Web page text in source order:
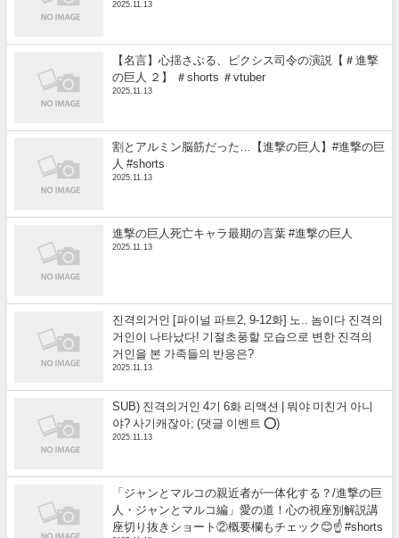
2025.11.13
【名言】心揺さぶる、ピクシス司令の演説【＃進撃
の巨人 ２】 ＃shorts ＃vtuber
2025.11.13
割とアルミン脳筋だった…【進撃の巨人】#進撃の巨
人 #shorts
2025.11.13
進撃の巨人死亡キャラ最期の言葉 #進撃の巨人
2025.11.13
진격의거인 [파이널 파트2, 9-12화] 노.. 놈이다 진격의
거인이 나타났다! 기절초풍할 모습으로 변한 진격의
거인을 본 가족들의 반응은?
2025.11.13
SUB) 진격의거인 4기 6화 리액션 | 뭐야 미친거 아니
야? 사기캐잖아; (댓글 이벤트 ⭕)
2025.11.13
「ジャンとマルコの親近者が一体化する？/進撃の巨
人・ジャンとマルコ編」愛の道！心の視座別解説講
座切り抜きショート②概要欄もチェック😊☝️ #shorts